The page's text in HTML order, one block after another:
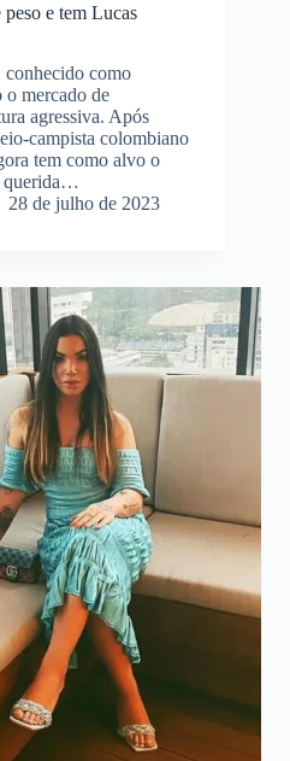
e tem Lucas
como
o mercado de
agressiva. Após
campista colombiano
tem como alvo o
querida…
28 de julho de 2023